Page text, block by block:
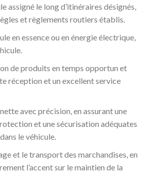
assigné le long d’itinéraires désignés,
et règlements routiers établis.
en essence ou en énergie électrique,
de produits en temps opportun et
réception et un excellent service
avec précision, en assurant une
et une sécurisation adéquates
le véhicule.
et le transport des marchandises, en
l’accent sur le maintien de la